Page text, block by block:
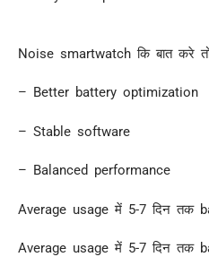
Noise smartwatch कि बात करे
– Better battery optimization
– Stable software
– Balanced performance
Average usage में 5-7 दिन तक
Average usage में 5-7 दिन तक